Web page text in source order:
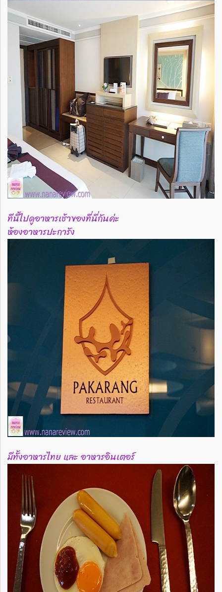
ทีนี้ไปดูอาหารเช้าของที่นี่กันค่ะ
ห้องอาหารปะการัง
มีทั้งอาหารไทย และ อาหารอินเตอร์